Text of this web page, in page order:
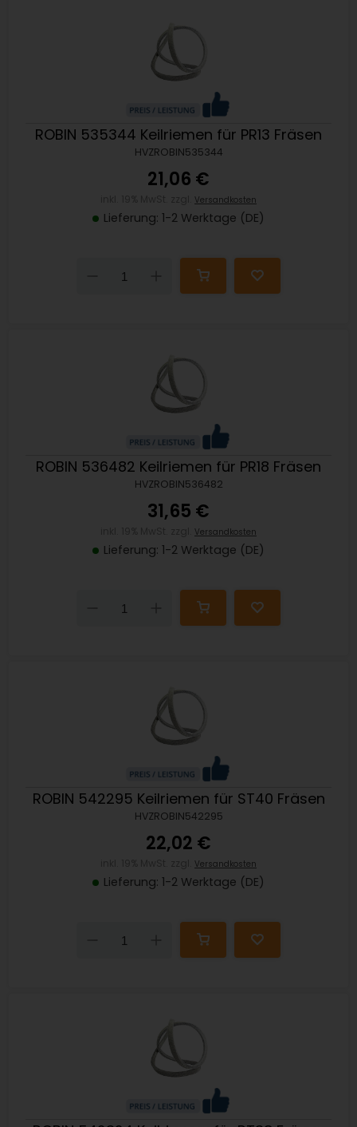
ROBIN 535344 Keilriemen für PR13 Fräsen
HVZROBIN535344
21,06 €
Versandkosten
Lieferung: 1-2 Werktage (DE)
Down
ROBIN 536482 Keilriemen für PR18 Fräsen
HVZROBIN536482
31,65 €
Versandkosten
Lieferung: 1-2 Werktage (DE)
Down
ROBIN 542295 Keilriemen für ST40 Fräsen
HVZROBIN542295
22,02 €
Versandkosten
Lieferung: 1-2 Werktage (DE)
Down